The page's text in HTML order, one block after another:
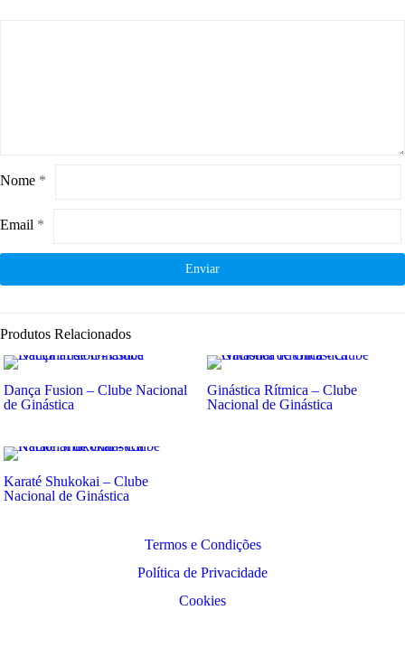
Nome *
Email *
Produtos Relacionados
Dança Fusion – Clube Nacional
de Ginástica
Ginástica Rítmica – Clube
Nacional de Ginástica
Karaté Shukokai – Clube
Nacional de Ginástica
Termos e Condições
Política de Privacidade
Cookies